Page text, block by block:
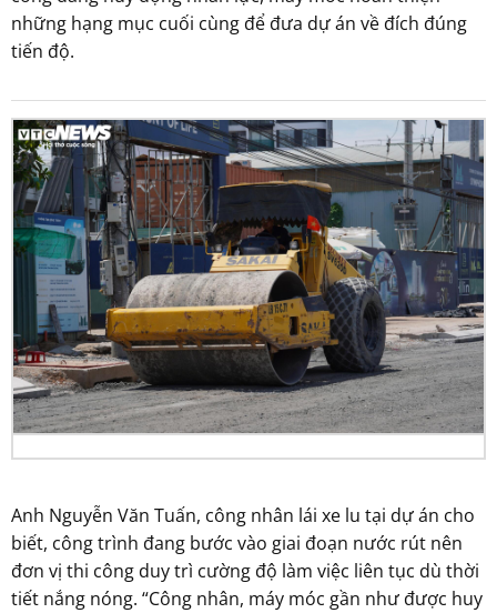
những hạng mục cuối cùng để đưa dự án về đích đúng
tiến độ.
Anh Nguyễn Văn Tuấn, công nhân lái xe lu tại dự án cho
biết, công trình đang bước vào giai đoạn nước rút nên
đơn vị thi công duy trì cường độ làm việc liên tục dù thời
tiết nắng nóng. “Công nhân, máy móc gần như được huy